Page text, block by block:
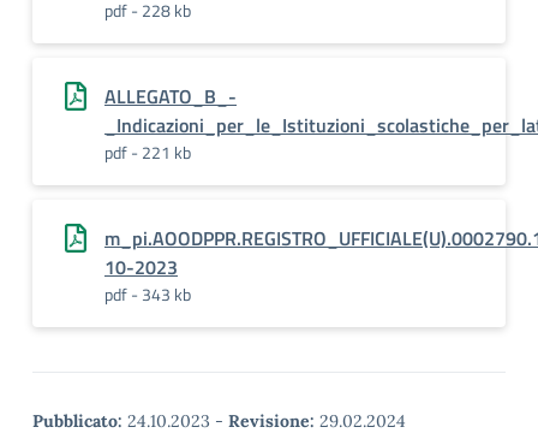
pdf - 228 kb
ALLEGATO_B_-
pdf - 221 kb
10-2023
pdf - 343 kb
Pubblicato: 24.10.2023 - Revisione: 29.02.2024